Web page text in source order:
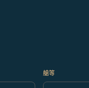
艙等